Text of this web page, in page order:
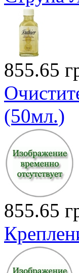
855.65
(50мл.)
855.65